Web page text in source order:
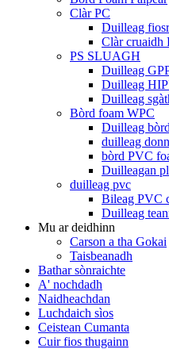
Clàr PC
Duilleag
Clàr cruaidh
PS SLUAGH
Duilleag
Duilleag
Duilleag
Bòrd foam WPC
Duilleag
duilleag
bòrd PVC
Duilleagan
duilleag pvc
Bileag PVC
Duilleag
Mu ar deidhinn
Carson a tha Gokai
Taisbeanadh
Bathar sònraichte
A' nochdadh
Naidheachdan
Luchdaich sìos
Ceistean Cumanta
Cuir fios thugainn